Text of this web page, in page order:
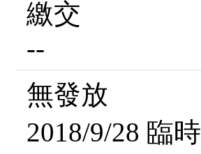
繳交
--
無發放
2018/9/28 臨時